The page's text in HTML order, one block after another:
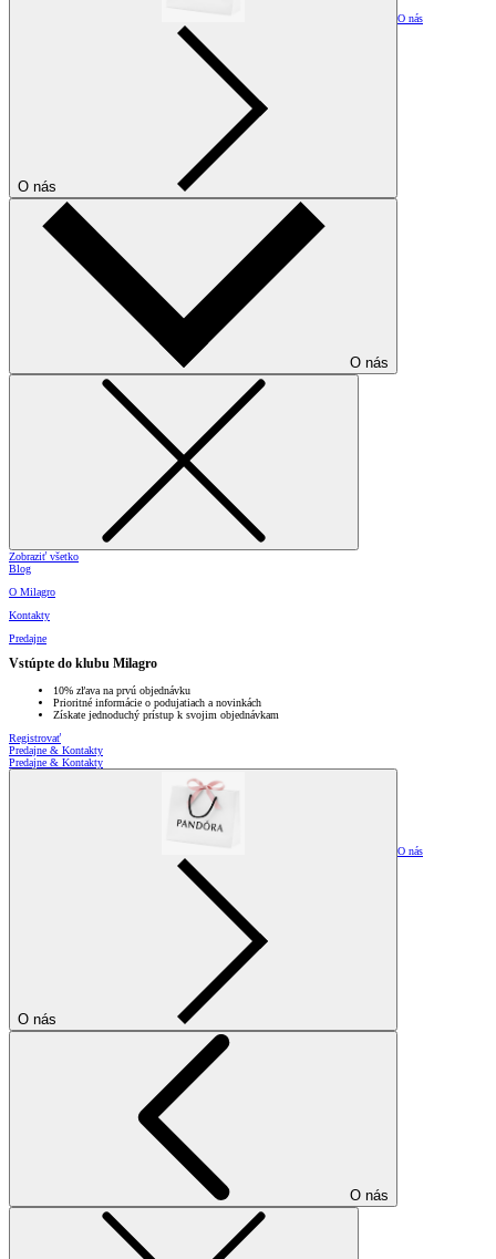
O nás
O nás
O nás
Zobraziť všetko
Blog
O Milagro
Kontakty
Predajne
Vstúpte do klubu Milagro
10% zľava na prvú objednávku
Prioritné informácie o podujatiach a novinkách
Získate jednoduchý prístup k svojim objednávkam
Registrovať
Predajne & Kontakty
Predajne & Kontakty
O nás
O nás
O nás